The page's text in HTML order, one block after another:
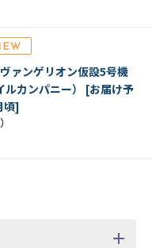
ァンゲリオン仮設5号機
ルカンパニー） [お届け予
頃]